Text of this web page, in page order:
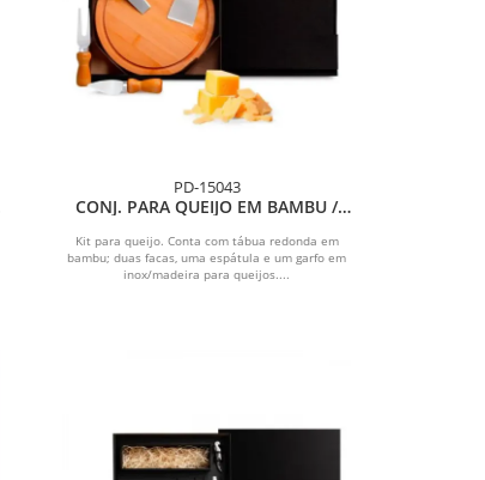
PD-15043
CONJ. PARA QUEIJO EM BAMBU /
Kit para queijo. Conta com tábua redonda em
bambu; duas facas, uma espátula e um garfo em
inox/madeira para queijos....